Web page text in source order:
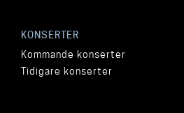
KONSERTER
Kommande konserter
Tidigare konserter